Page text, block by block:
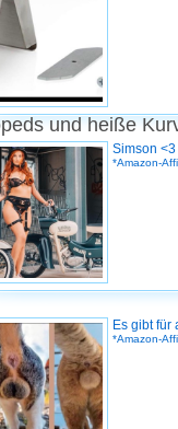
und heiße
Simson <3
*Amazon-
Es gibt für
*Amazon-